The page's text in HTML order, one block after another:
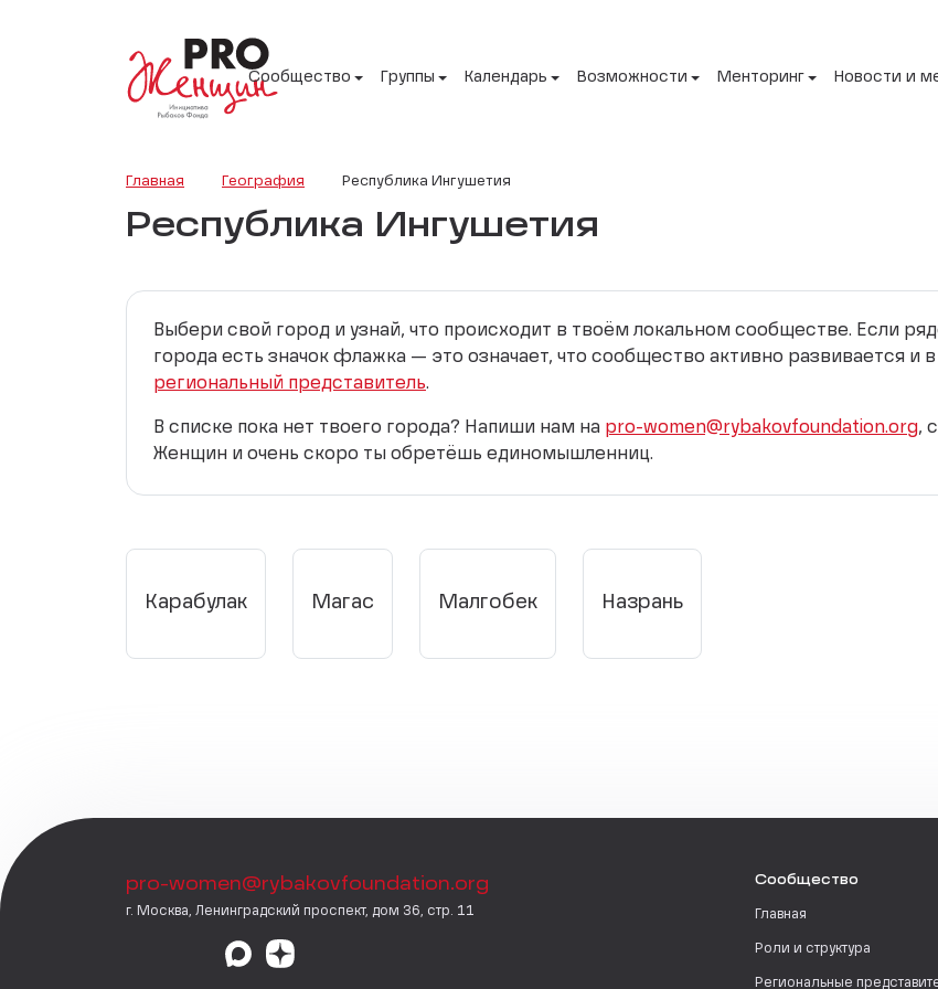
Сообщество Группы Календарь Возможности Менторинг Новости и
Главная География Республика Ингушетия
Республика Ингушетия
Выбери свой город и узнай, что происходит в твоём локальном сообществе. Если
города есть значок флажка — это означает, что сообщество активно развивается и
региональный представитель.
В списке пока нет твоего города? Напиши нам на pro-women@rybakovfoundation.org,
Женщин и очень скоро ты обретёшь единомышленниц.
Карабулак Магас Малгобек Назрань
pro-women@rybakovfoundation.org
г. Москва, Ленинградский проспект, дом 36, стр. 11
Сообщество
Главная
Роли и структура
Региональные